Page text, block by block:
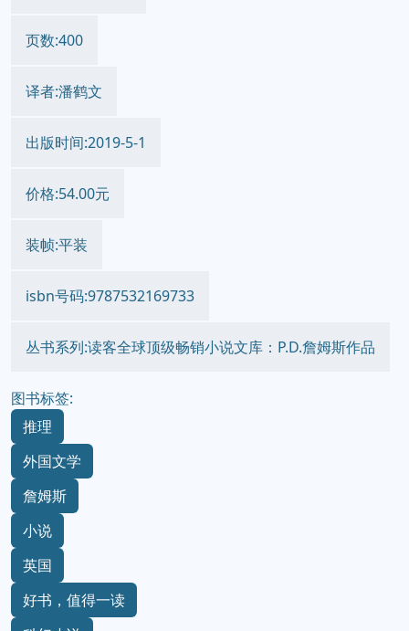
页数:400
译者:潘鹤文
出版时间:2019-5-1
价格:54.00元
装帧:平装
isbn号码:9787532169733
丛书系列:读客全球顶级畅销小说文库：P.D.詹姆斯作品
图书标签:
推理
外国文学
詹姆斯
小说
英国
好书，值得一读